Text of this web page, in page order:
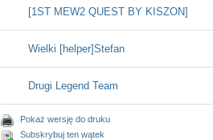
[1ST MEW2 QUEST BY KISZON]
Wielki [helper]Stefan
Drugi Legend Team
Pokaż wersję do druku
Subskrybuj ten wątek